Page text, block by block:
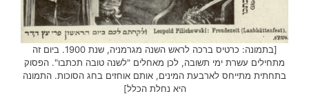
[בתמונה: כרטיס ברכה לראש השנה מגרמניה, שנת 1900. ביום זה
מתחילים עשרת ימי תשובה, לכן מאחלים "לשנה טובה תכתבו". הפסוק
בתחתית מתייחס לארבעת המינים, אותם אוחזים בחג הסוכות. התמונה
היא נחלת הכלל]